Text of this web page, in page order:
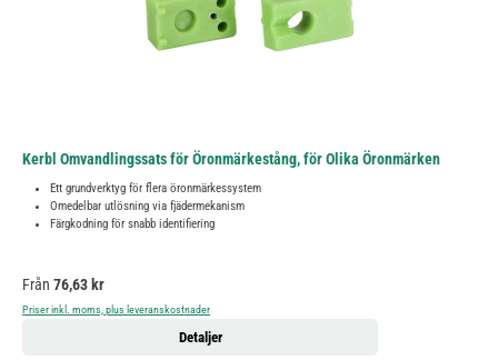
Kerbl Omvandlingssats för Öronmärkestång, för Olika Öronmärken
Ett grundverktyg för flera öronmärkessystem
Omedelbar utlösning via fjädermekanism
Färgkodning för snabb identifiering
Ordinarie pris:
Från 76,63 kr
Priser inkl. moms, plus leveranskostnader
Detaljer